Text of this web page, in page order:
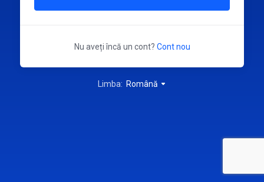
Nu aveți încă un cont? Cont nou
Limba: Română